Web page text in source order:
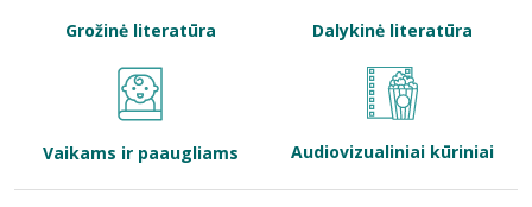
Bibliotekoms
Grožinė literatūra Dalykinė literatūra
Vaikams ir paaugliams Audiovizualiniai kūriniai